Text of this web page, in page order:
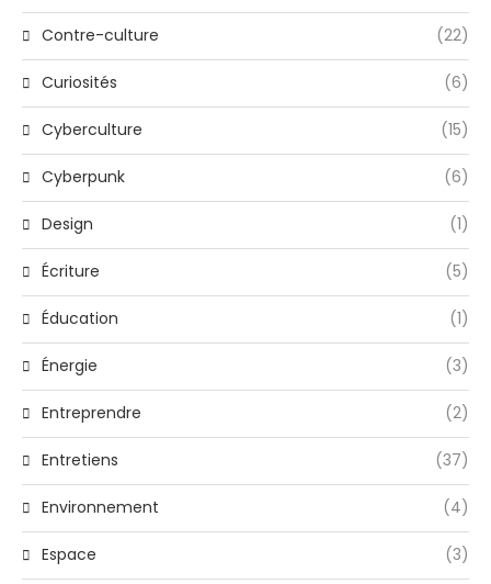
Contre-culture (22)
Curiosités (6)
Cyberculture (15)
Cyberpunk (6)
Design (1)
Écriture (5)
Éducation (1)
Énergie (3)
Entreprendre (2)
Entretiens (37)
Environnement (4)
Espace (3)